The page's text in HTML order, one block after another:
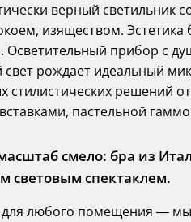
верный светильник
изяществом.
Осветительный прибор с
рождает идеальный
стилистических решений
пастельной
смело: бра из
световым спектаклем.
для любого помещения —